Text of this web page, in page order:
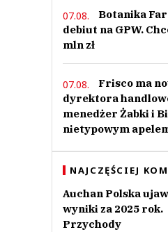
07.08.
Botanika
debiut na GPW.
mln zł
07.08.
Frisco ma
dyrektora
menedżer Żabki i
nietypowym
NAJCZĘŚCIEJ
Auchan Polska
wyniki za 2025 rok.
Przychody